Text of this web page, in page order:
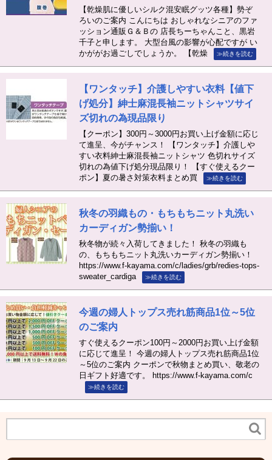
【乾燥肌に優しいシルク混安眠グッツ各種】勢ぞ
ろいのご案内 こんにちは おしゃれなシニアのファ
ッション通販Ｇ＆Ｂの 店長ちーちゃんこと、黒岩
千子と申します。 大型台風の影響が心配ですが い
かががお過ごしでしょうか。 【乾燥
≫続きを読む
【ワンタッチ】介護しやすい衣料【値下
げ処分】紳士麻混長袖ニットシャツサイ
ズ切れの為現品限り
【クーポン】300円～3000円お買い上げ金額に応じ
て進呈、今がチャンス！ 【ワンタッチ】介護しや
すい衣料紳士麻混長袖ニットシャツ 色切れサイズ
切れの為値下げ処分現品限り！ 【すぐ使えるクー
ポン】夏の暑さ対策衣料まとめ買
≫続きを読む
秋冬の羽織もの・もちもちニット丸洗い
カーディガン勢揃い！
秋冬物が続々入荷してきました！ 秋冬の羽織も
の、もちもちニット丸洗いカーディガン勢揃い！
https://www.f-kayama.com/c/ladies/grb/redies-tops-
sweater_cardiga
≫続きを読む
今週の婦人トップス売れ筋商品1位～5位
のご案内
すぐ使えるクーポン100円～2000円お買い上げ金額
に応じて進呈！ 今週の婦人トップス売れ筋商品1位
～5位のご案内 クーポンで秋物まとめ買い、敬老の
日ギフト好適です。 https://www.f-kayama.com/c
≫続きを読む